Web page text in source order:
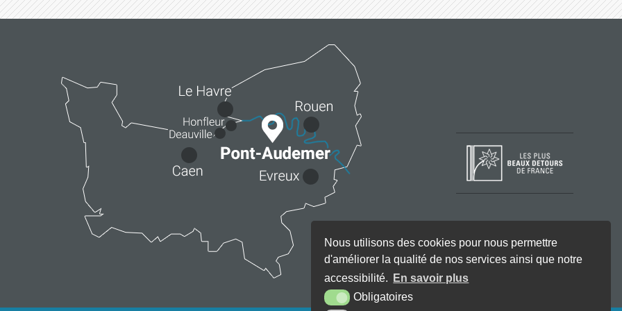
Nous utilisons des cookies pour nous permettre
d'améliorer la qualité de nos services ainsi que notre
accessibilité.
En savoir plus
Obligatoires